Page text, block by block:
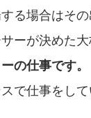
る場合はそ
ーが決めた大
の仕事です。
で仕事をし